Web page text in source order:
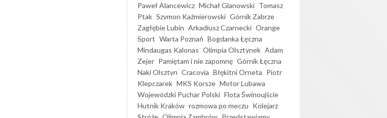
Paweł Alancewicz Michał Glanowski Tomasz
Ptak Szymon Kaźmierowski Górnik Zabrze
Zagłębie Lubin Arkadiusz Czarnecki Orange
Sport Warta Poznań Bogdanka Łęczna
Mindaugas Kalonas Olimpia Olsztynek Adam
Zejer Pamiętam i nie zapomnę Górnik Łęczna
Naki Olsztyn Cracovia Błękitni Orneta Piotr
Klepczarek MKS Korsze Motor Lubawa
Wojewódzki Puchar Polski Flota Świnoujście
Hutnik Kraków rozmowa po meczu Kolejarz